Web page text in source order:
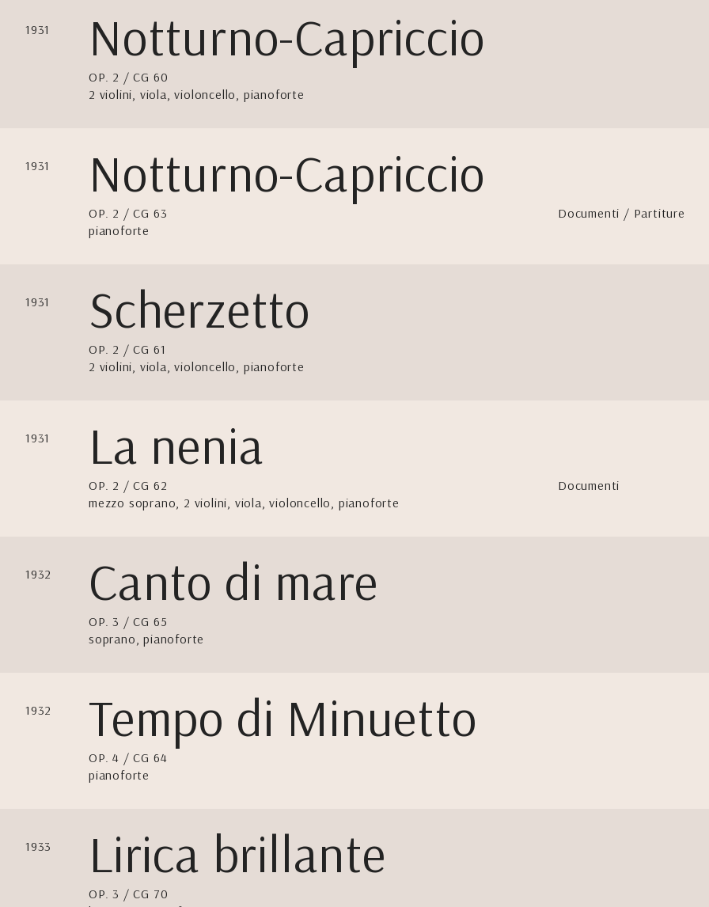
1931 Notturno-Capriccio
OP. 2 / CG 60
2 violini, viola, violoncello, pianoforte
1931 Notturno-Capriccio
OP. 2 / CG 63
pianoforte
Documenti / Partiture
1931 Scherzetto
OP. 2 / CG 61
2 violini, viola, violoncello, pianoforte
1931 La nenia
OP. 2 / CG 62
mezzo soprano, 2 violini, viola, violoncello, pianoforte
Documenti
1932 Canto di mare
OP. 3 / CG 65
soprano, pianoforte
1932 Tempo di Minuetto
OP. 4 / CG 64
pianoforte
1933 Lirica brillante
OP. 3 / CG 70